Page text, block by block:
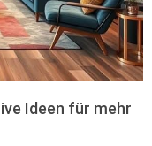
Ideen für mehr